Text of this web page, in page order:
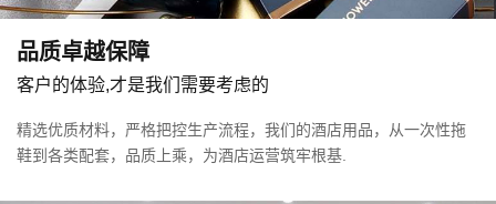
品质卓越保障
客户的体验,才是我们需要考虑的
精选优质材料，严格把控生产流程，我们的酒店用品，从一次性拖
鞋到各类配套，品质上乘，为酒店运营筑牢根基.
在时光的褶皱里，中国牙刷手工业的故事写满
镇杭集，韩永明于晨雾未散时便在作坊调试牙...
很多人在酒店退房时，可能会顺手将一些物品